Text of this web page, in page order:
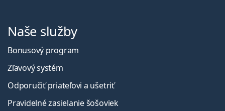
Naše služby
Bonusový program
Zľavový systém
Odporučiť priateľovi a ušetriť
Pravidelné zasielanie šošoviek